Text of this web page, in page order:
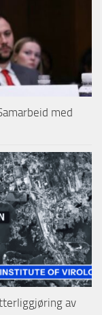
med
av